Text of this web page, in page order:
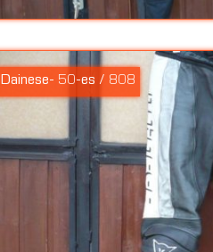
Dainese- 50-es / 808